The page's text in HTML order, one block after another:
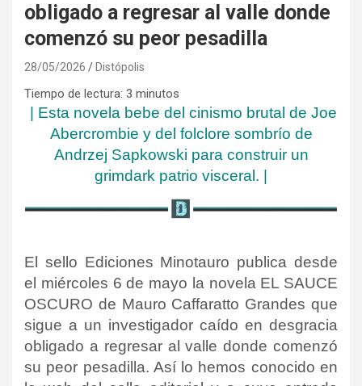
obligado a regresar al valle donde
comenzó su peor pesadilla
28/05/2026 Distópolis
Tiempo de lectura: 3 minutos
Esta novela bebe del cinismo brutal de Joe
Abercrombie y del folclore sombrío de
Andrzej Sapkowski para construir un
grimdark patrio visceral.
El sello Ediciones Minotauro publica desde
el miércoles 6 de mayo la novela EL SAUCE
OSCURO de Mauro Caffaratto Grandes que
sigue a un investigador caído en desgracia
obligado a regresar al valle donde comenzó
su peor pesadilla. Así lo hemos conocido en